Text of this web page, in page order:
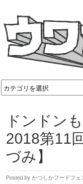
ドンドン
2018第11
づみ】
Posted by かつしかフードフェ